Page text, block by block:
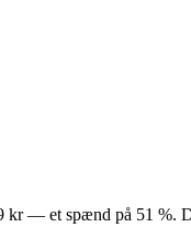
— et spænd på 51 %.